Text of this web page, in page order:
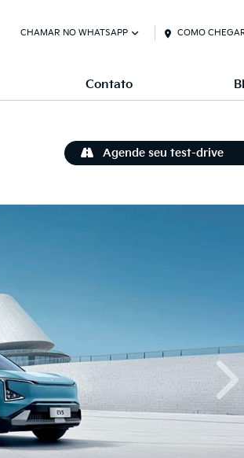
CHAMAR NO WHATSAPP COMO
Contato
Agende seu test-drive